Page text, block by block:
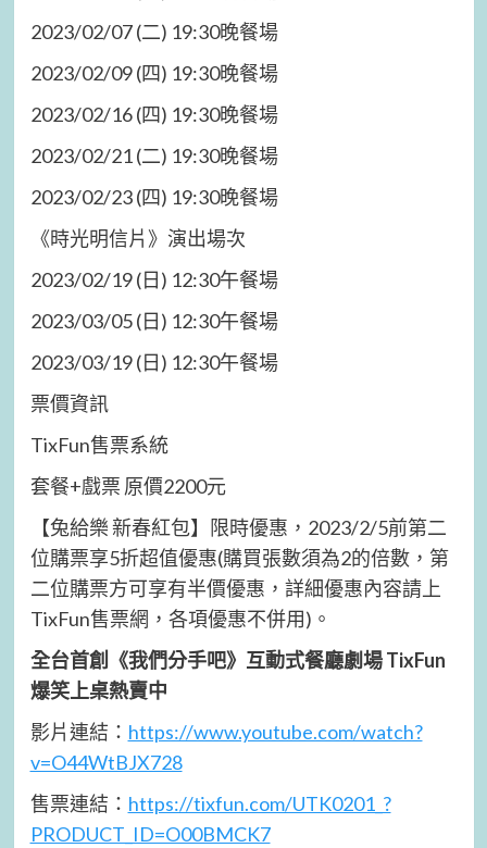
2023/02/07 (二) 19:30晚餐場
2023/02/09 (四) 19:30晚餐場
2023/02/16 (四) 19:30晚餐場
2023/02/21 (二) 19:30晚餐場
2023/02/23 (四) 19:30晚餐場
《時光明信片》演出場次
2023/02/19 (日) 12:30午餐場
2023/03/05 (日) 12:30午餐場
2023/03/19 (日) 12:30午餐場
票價資訊
TixFun售票系統
套餐+戲票 原價2200元
【兔給樂 新春紅包】限時優惠，2023/2/5前第二
位購票享5折超值優惠(購買張數須為2的倍數，第
二位購票方可享有半價優惠，詳細優惠內容請上
TixFun售票網，各項優惠不併用)。
全台首創《我們分手吧》互動式餐廳劇場 TixFun
爆笑上桌熱賣中
影片連結： https://www.youtube.com/watch?
v=O44WtBJX728
售票連結： https://tixfun.com/UTK0201_?
PRODUCT_ID=O00BMCK7